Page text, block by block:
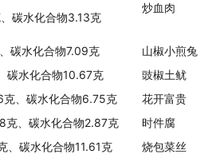
碳水化合物3.13克
炒血肉
碳水化合物7.09克 山椒小煎兔
碳水化合物10.67克 豉椒土鱿
、碳水化合物6.75克 花开富贵
克、碳水化合物2.87克 时件腐
、碳水化合物11.61克 烧包菜丝